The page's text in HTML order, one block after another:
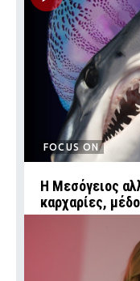
FOCUS ON
Η Μεσόγειος
καρχαρίες,